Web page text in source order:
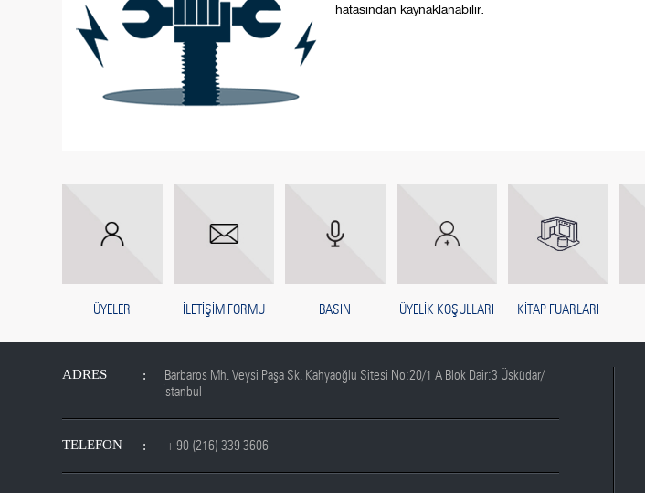
hatasından kaynaklanabilir.
ÜYELER İLETİŞİM FORMU BASIN ÜYELİK KOŞULLARI KİTAP FUARLARI
ADRES
Barbaros Mh. Veysi Paşa Sk. Kahyaoğlu Sitesi No:20/1 A Blok Dair:3 Üsküdar/
İstanbul
TELEFON +90 (216) 339 3606